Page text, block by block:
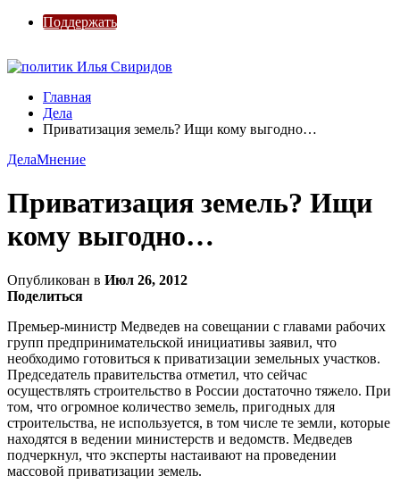
Поддержать
Главная
Дела
Приватизация земель? Ищи кому выгодно…
ДелаМнение
Приватизация земель? Ищи
кому выгодно…
Опубликован в Июл 26, 2012
Поделиться
Премьер-министр Медведев на совещании с главами рабочих
групп предпринимательской инициативы заявил, что
необходимо готовиться к приватизации земельных участков.
Председатель правительства отметил, что сейчас
осуществлять строительство в России достаточно тяжело. При
том, что огромное количество земель, пригодных для
строительства, не используется, в том числе те земли, которые
находятся в ведении министерств и ведомств. Медведев
подчеркнул, что эксперты настаивают на проведении
массовой приватизации земель.